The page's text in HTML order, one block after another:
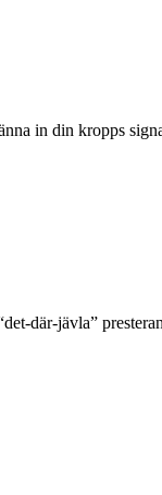
in din kropps
där-jävla”